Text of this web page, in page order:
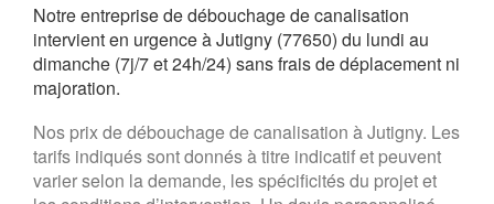
Notre entreprise de débouchage de canalisation
intervient en urgence à Jutigny (77650) du lundi au
dimanche (7j/7 et 24h/24) sans frais de déplacement ni
majoration.
Nos prix de débouchage de canalisation à Jutigny. Les
tarifs indiqués sont donnés à titre indicatif et peuvent
varier selon la demande, les spécificités du projet et